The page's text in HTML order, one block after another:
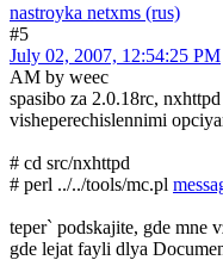
nastroyka netxms (rus)
#5
July 02, 2007, 12:54:25 PM
AM by weec
spasibo za 2.0.18rc,
visheperechislennimi
# cd src/nxhttpd
# perl ../../tools/mc.pl
teper` podskajite, gde mne
gde lejat fayli dlya